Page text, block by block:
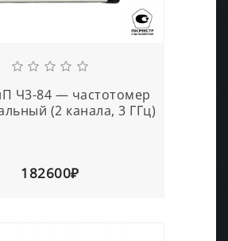
Ч3-84 — частотомер
(2 канала, 3 ГГц)
182600₽